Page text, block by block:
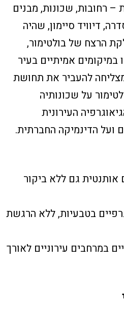
– רחובות, שכונות, מבנים
דיוויד סיימון, שהיה
הרצח של בולטימור,
במיקומים אמיתיים בעיר
להעביר את תחושת
על שכונותיה
העירונית
ועל הדינמיקה החברתית.
גם ללא ביקור
בטבעיות, ללא הרגשת
במרחבים עירוניים לאורך